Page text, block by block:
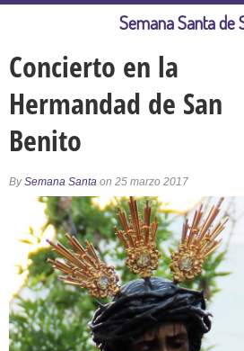
Concierto en la
Hermandad de San
Benito
BySemana Santa on 25 marzo 2017
Semana Santa de